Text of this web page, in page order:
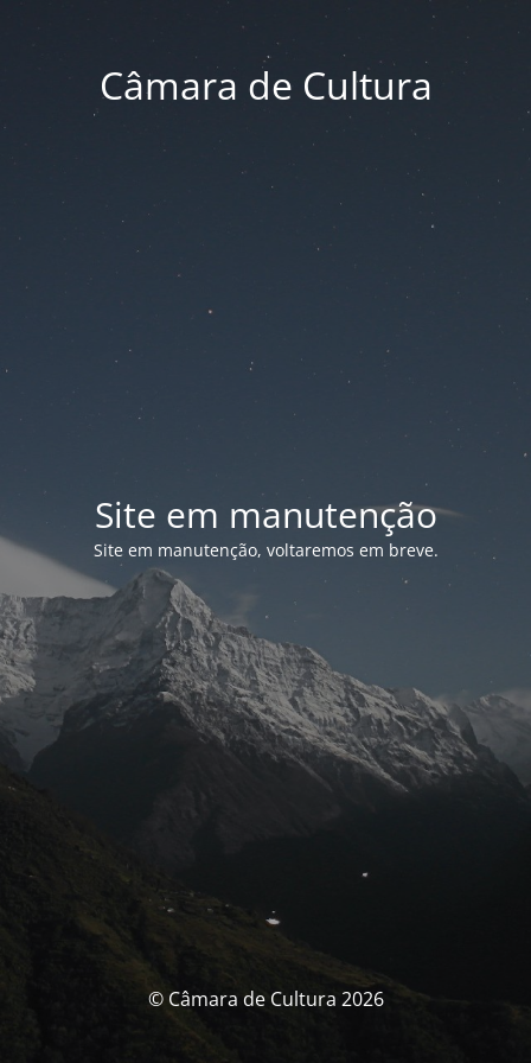
Câmara de Cultura
Site em manutenção
Site em manutenção, voltaremos em breve.
© Câmara de Cultura 2026